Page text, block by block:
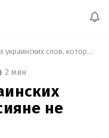
8 мелодичных украинских слов, которые россияне не поймут
2 мин
не